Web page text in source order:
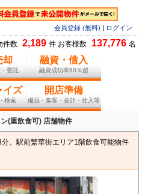
会員登録 (無料) ログイン
件数 2,189 件 お客様数 137,776 名
却
委託
融資・借入
融資成功率90％超
イズ
検索
開店準備
備品・集客・会計・仕入等
(重飲食可) 店舗物件
。駅前繁華街エリア1階飲食可能物件